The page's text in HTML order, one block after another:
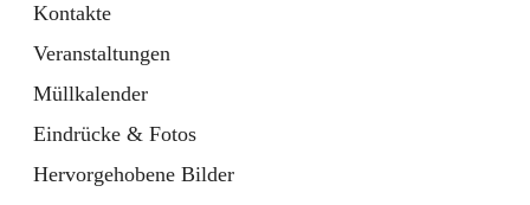
Kontakte
Veranstaltungen
Müllkalender
Eindrücke & Fotos
Hervorgehobene BilderHauptadresse